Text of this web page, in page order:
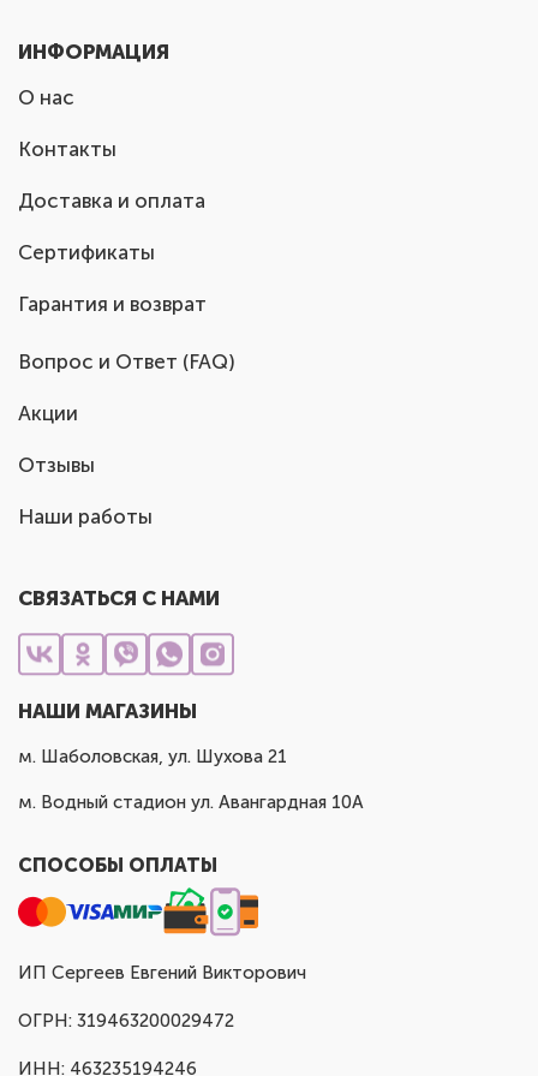
ИНФОРМАЦИЯ
О нас
Контакты
Доставка и оплата
Сертификаты
Гарантия и возврат
Вопрос и Ответ (FAQ)
Акции
Отзывы
Наши работы
СВЯЗАТЬСЯ С НАМИ
НАШИ МАГАЗИНЫ
м. Шаболовская, ул. Шухова 21
м. Водный стадион ул. Авангардная 10А
СПОСОБЫ ОПЛАТЫ
ИП Сергеев Евгений Викторович
ОГРН: 319463200029472
ИНН: 463235194246